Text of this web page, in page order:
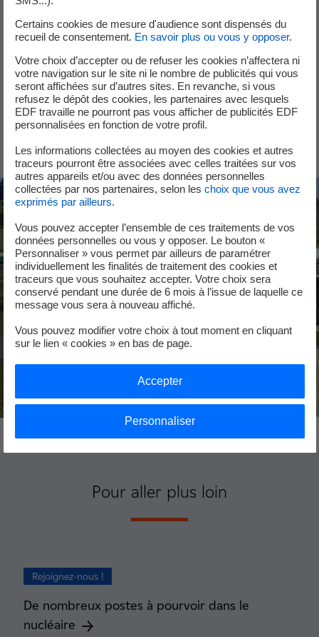
centrale SMR de troisième génération pour répondre aux
besoins croissants des compagnies d'électricité et des
NUWARD, filiale à 100 % du groupe EDF, est en charge du
développement de cette centrale SMR.
Découvrir le projet SMR d'EDF
Pour aller plus loin
Rejoignez-nous !
De nombreux postes à pourvoir dans le
nucléaire
Certains cookies de mesure d'audience sont dispensés du
recueil de consentement. En savoir plus ou vous y opposer.
Votre choix d’accepter ou de refuser les cookies n’affectera ni
votre navigation sur le site ni le nombre de publicités qui vous
seront affichées sur d’autres sites. En revanche, si vous
refusez le dépôt des cookies, les partenaires avec lesquels
EDF travaille ne pourront pas vous afficher de publicités EDF
personnalisées en fonction de votre profil.
Les informations collectées au moyen des cookies et autres
traceurs pourront être associées avec celles traitées sur vos
autres appareils et/ou avec des données personnelles
collectées par nos partenaires, selon les choix que vous avez
exprimés par ailleurs.
Vous pouvez accepter l’ensemble de ces traitements de vos
données personnelles ou vous y opposer. Le bouton «
Personnaliser » vous permet par ailleurs de paramétrer
individuellement les finalités de traitement des cookies et
traceurs que vous souhaitez accepter. Votre choix sera
conservé pendant une durée de 6 mois à l’issue de laquelle ce
message vous sera à nouveau affiché.
Vous pouvez modifier votre choix à tout moment en cliquant
sur le lien « cookies » en bas de page.
Personnaliser
Accepter